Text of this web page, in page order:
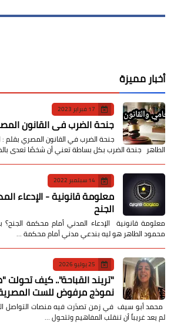
أخبار مميزة
17 فبراير 2023
جنحة الضرب في القانون
جنحة الضرب في القانون المصري بقلم
الطاهر جنحة الضرب بكل بساطة تعني أن شخصًا تعدى
14 سبتمبر 2022
معلومة قانونية - الإدعاء
الجنح
معلومة قانونية الإدعاء المدني أمام محكمة الجنح؟
محمود الطاهر هو ليه بندعي مدني أمام محكمة …
25 يوليو 2026
​"تريند القباحة".. كيف تحولت
نموذج مرفوض للست
محمد أبو سيف ​في زمن تصدّرت فيه منصات التواصل
لم يعد غريباً أن تنقلب المفاهيم وتتحول …